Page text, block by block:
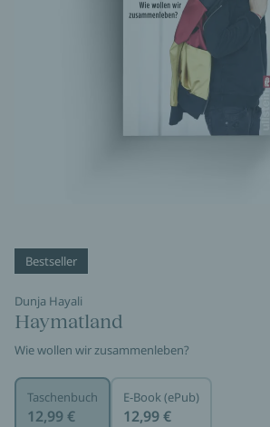
Bestseller
Dunja Hayali
Haymatland
Wie wollen wir zusammenleben?
Taschenbuch
12,99 €
E-Book (ePub)
12,99 €